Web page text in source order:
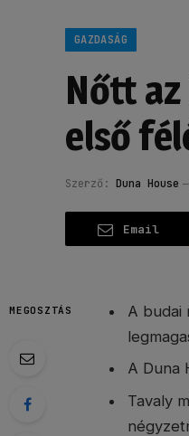
GAZDASÁG
Nőtt
első
Szerző: Duna House
Email
MEGOSZTÁS
A budai
A Duna
Tavaly